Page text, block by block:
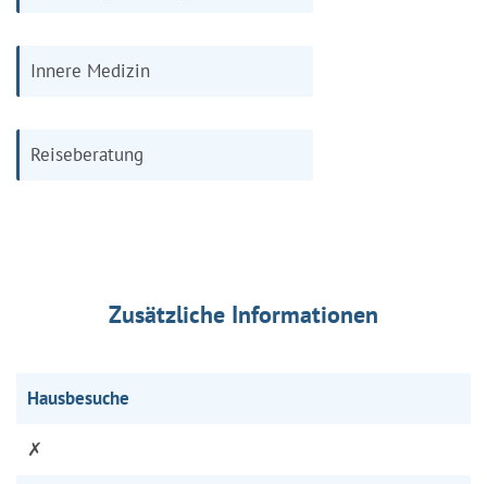
Innere Medizin
Reiseberatung
Zusätzliche Informationen
Hausbesuche
✗